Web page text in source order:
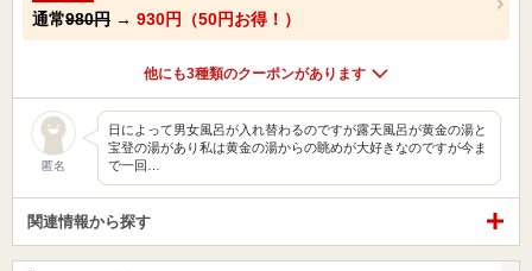
通常980円 → 930円（50円お得！）
他にも3種類のクーポンがあります
匿名
日によって男女風呂が入れ替わるのですが露天風呂が黄金の湯と
宝登の湯があり私は黄金の湯からの眺めが大好きなのですが今ま
で一回…
関連情報から探す